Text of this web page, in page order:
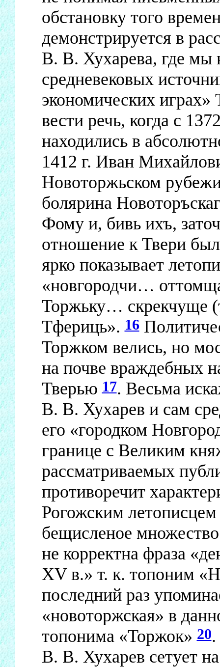
обстановку того
демонстрируется в
В. В. Хухарева, где мы
средневековых
экономических
вести речь, когда с
находились в
1412 г. Иван
Новоторжьском
болярина
Фому и, бивь ихъ,
отношение к Твери
ярко показывает
«новгородчи…
Торжьку… скрекчуще
Тфериць».16
Торжком велись, но
на почве враждебных
Тверью17. Весьма
В. В. Хухарев и сам
его «городком
границе с Великим
рассматриваемых
противоречит
Рогожским
бещисленое
не корректна фраза
XV в.» т. к. топоним
последний раз
«новоторжская» в
топонима «Торжок»20.
В. В. Хухарев сетует